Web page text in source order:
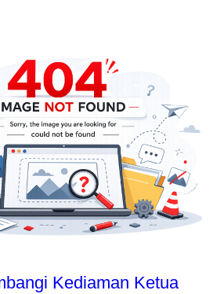
Kediaman Ketua